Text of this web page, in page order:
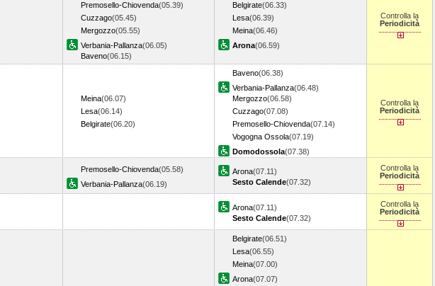
Premosello-Chiovenda(05.39)
Cuzzago(05.45)
Mergozzo(05.55)
Verbania-Pallanza(06.05)
Baveno(06.15)
Belgirate(06.33)
Lesa(06.39)
Meina(06.46)
Arona(06.59)
Controlla la
Periodicità
Meina(06.07)
Lesa(06.14)
Belgirate(06.20)
Baveno(06.38)
Verbania-Pallanza(06.48)
Mergozzo(06.58)
Cuzzago(07.08)
Premosello-Chiovenda(07.14)
Vogogna Ossola(07.19)
Domodossola(07.38)
Controlla la
Periodicità
Premosello-Chiovenda(05.58)
Verbania-Pallanza(06.19)
Arona(07.11)
Sesto Calende(07.32)
Controlla la
Periodicità
Arona(07.11)
Sesto Calende(07.32)
Controlla la
Periodicità
Belgirate(06.51)
Lesa(06.55)
Meina(07.00)
Arona(07.07)